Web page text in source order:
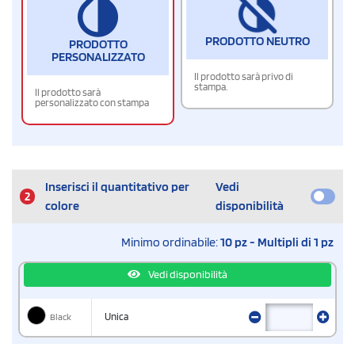
PRODOTTO
PERSONALIZZATO
Il prodotto sarà
personalizzato con stampa
PRODOTTO NEUTRO
Il prodotto sarà privo di
stampa.
2
Inserisci il quantitativo per
colore
Vedi
disponibilità
Minimo ordinabile:10 pz - Multipli di 1 pz
Vedi disponibilità
Black Unica